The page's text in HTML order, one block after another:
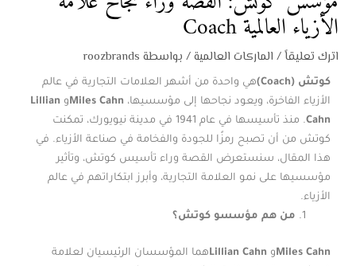
الأزياء العالمية Coach
اترك تعليقاً/ الماركات العالمية/ بواسطة roozbrands
كوتش (Coach)
هي واحدة من أشهر العلامات التجارية في عالم
الأزياء الفاخرة، ويعود نجاحها إلى مؤسسيها، Miles Cahnو Lillian
Cahn
. منذ تأسيسها في عام 1941 في مدينة نيويورك، تمكنت
كوتش من أن تصبح رمزًا للجودة والفخامة في صناعة الأزياء. في
هذا المقال، سنستعرض القصة وراء تأسيس كوتش، وتأثير
مؤسسيها على نمو العلامة التجارية، وأبرز ابتكاراتهم في عالم
الأزياء.
من هم مؤسسو كوتش؟
Miles Cahnو Lillian Cahnهما المؤسسان الرئيسيان لعلامة